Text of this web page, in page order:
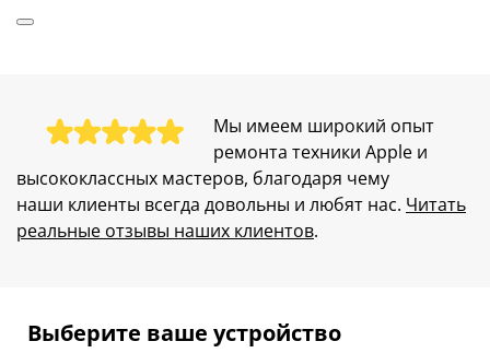
iPhone 17 Pro Max
iPhone 5C
iPhone Air
iPhone SE 2
iPhone 6s
Мы имеем широкий опыт
ремонта техники Apple и
высококлассных мастеров, благодаря чему
наши клиенты всегда довольны и любят нас. Читать
реальные отзывы наших клиентов.
Выберите ваше устройство